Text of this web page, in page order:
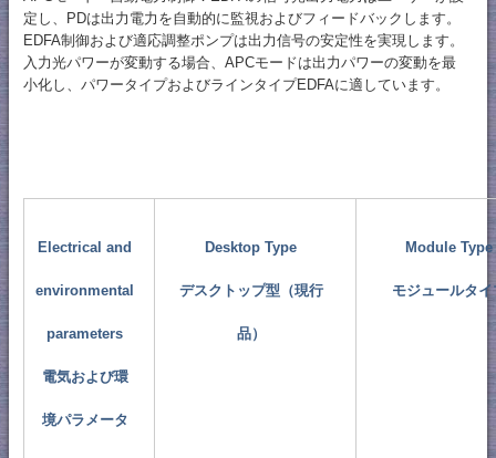
定し、PDは出力電力を自動的に監視およびフィードバックします。
EDFA制御および適応調整ポンプは出力信号の安定性を実現します。
入力光パワーが変動する場合、APCモードは出力パワーの変動を最
小化し、パワータイプおよびラインタイプEDFAに適しています。
Electrical and
environmental
parameters
電気および環
境パラメータ
Desktop Type
デスクトップ型（現行
品）
Module Type
モジュールタイ